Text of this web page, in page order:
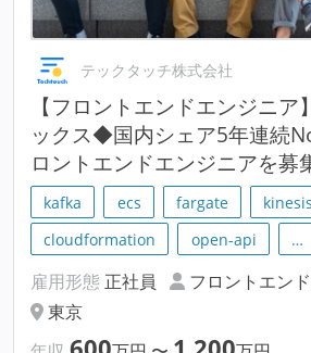
テックタッチ株式会社
【フロントエンドエンジニ
ックス◆国内シェア5年連続
ロントエンドエンジニアを募
kafka ecs fargate
kinesis
cloudformation
open-api …
雇用形態 正社員
フロントエン
東京